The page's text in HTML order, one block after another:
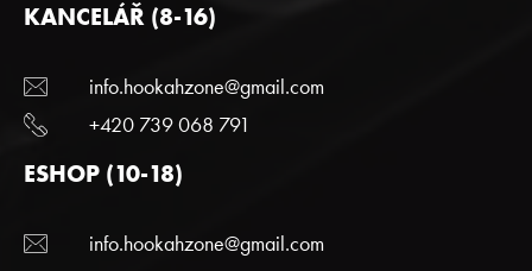
KANCELÁŘ (8-16)
info.hookahzone@gmail.com
+420 739 068 791
ESHOP (10-18)
info.hookahzone@gmail.com